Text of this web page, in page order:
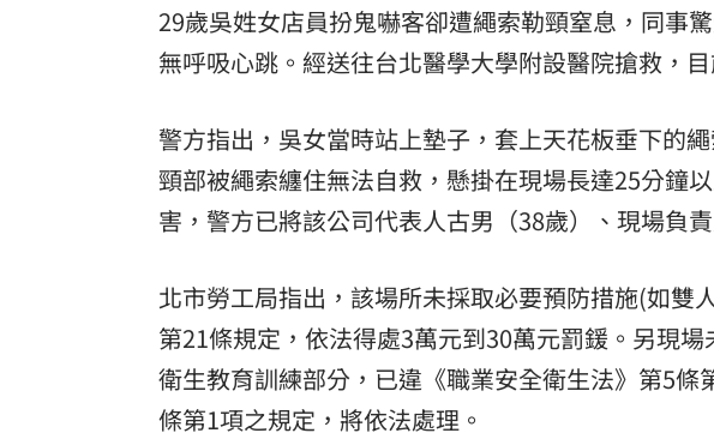
29歲吳姓女店員扮鬼嚇客卻遭繩索勒頸窒息，同事
無呼吸心跳。經送往台北醫學大學附設醫院搶救，
警方指出，吳女當時站上墊子，套上天花板垂下的
頸部被繩索纏住無法自救，懸掛在現場長達25分鐘
害，警方已將該公司代表人古男（38歲）、現場負
北市勞工局指出，該場所未採取必要預防措施(如雙
第21條規定，依法得處3萬元到30萬元罰鍰。另現
衛生教育訓練部分，已違《職業安全衛生法》第5
條第1項之規定，將依法處理。